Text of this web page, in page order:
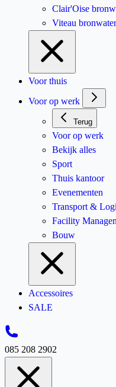
Clair'Oise
Viteau
Voor thuis
Voor op werk
Terug
Voor op werk
Bekijk alles
Sport
Thuis kantoor
Evenementen
Transport &
Facility
Bouw
Accessoires
SALE
085 208 2902